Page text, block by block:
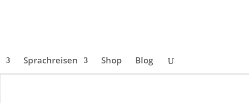
Sprachreisen Shop Blog